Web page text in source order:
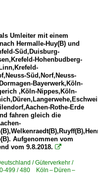
Umleiter mit einem
Hermalle-Huy(B) und
Süd,Duisburg-
Hohenbudberg-
Süd,Norf,Neuss-
Bayerwerk,Köln-
,Köln-Nippes,Köln-
Rothe-Erde
fahren gleich die
Aufgenommen vom
vom 9.8.2018. 
/ Güterverkehr /
499 / 480 Köln – Düren –